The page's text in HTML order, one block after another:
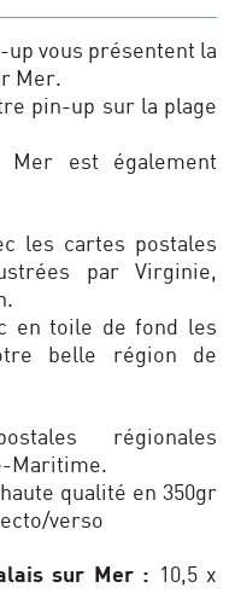
vous présentent la
Mer.
pin-up sur la plage
est également
les cartes postales
par Virginie,
en toile de fond les
belle région de
régionales
Maritime.
qualité en 350gr
verso
sur Mer : 10,5 x